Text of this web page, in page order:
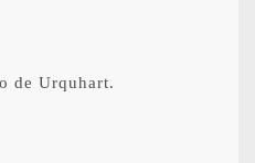
de Urquhart.